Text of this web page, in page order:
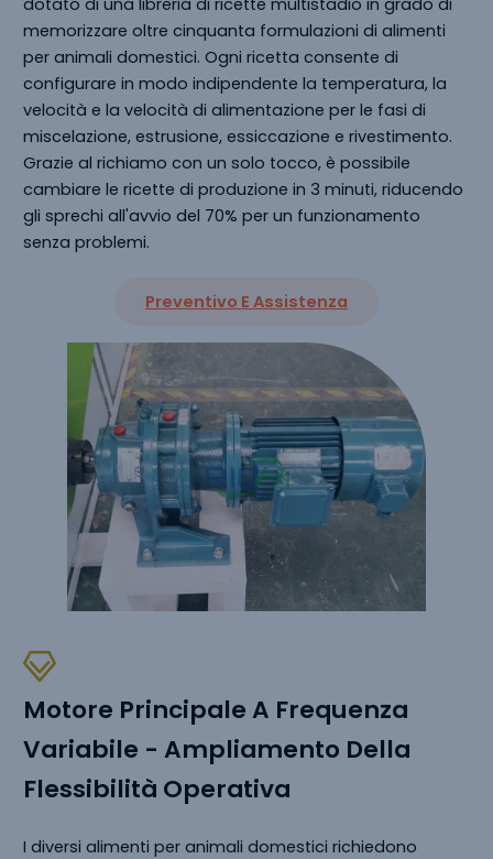
memorizzare oltre cinquanta formulazioni di alimenti
per animali domestici. Ogni ricetta consente di
configurare in modo indipendente la temperatura, la
velocità e la velocità di alimentazione per le fasi di
miscelazione, estrusione, essiccazione e rivestimento.
Grazie al richiamo con un solo tocco, è possibile
cambiare le ricette di produzione in 3 minuti, riducendo
gli sprechi all'avvio del 70% per un funzionamento
senza problemi.
Preventivo E Assistenza
Motore Principale A Frequenza
Variabile - Ampliamento Della
Flessibilità Operativa
I diversi alimenti per animali domestici richiedono